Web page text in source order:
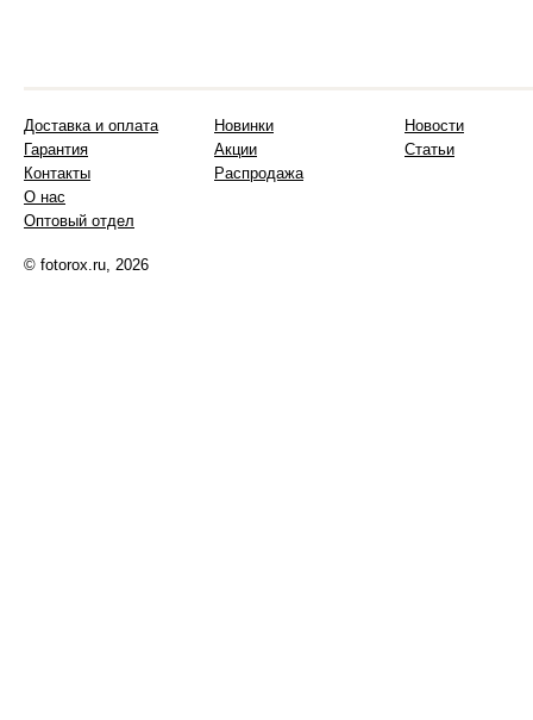
Доставка и оплата
Гарантия
Контакты
О нас
Оптовый отдел
Новинки
Акции
Распродажа
Новости
Статьи
© fotorox.ru, 2026